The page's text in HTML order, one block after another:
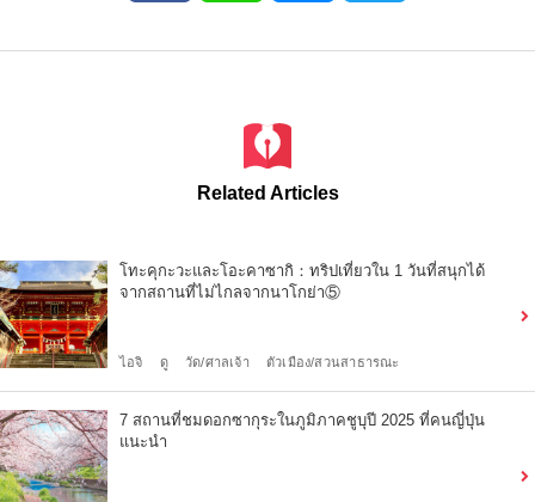
Related Articles
โทะคุกะวะและโอะคาซากิ：ทริปเที่ยวใน 1 วันที่สนุกได้
จากสถานที่ไม่ไกลจากนาโกย่า⑤
ไอจิ ดู วัด/ศาลเจ้า ตัวเมือง/สวนสาธารณะ
7 สถานที่ชมดอกซากุระในภูมิภาคชูบุปี 2025 ที่คนญี่ปุ่น
แนะนำ